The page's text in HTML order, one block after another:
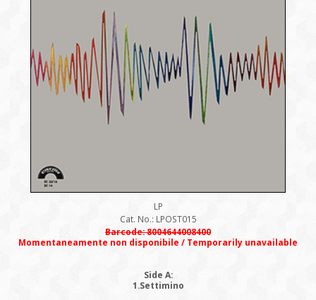
LP
Cat. No.: LPOST015
Barcode: 8004644008400
Momentaneamente non disponibile / Temporarily unavailable
Side A:
1.Settimino